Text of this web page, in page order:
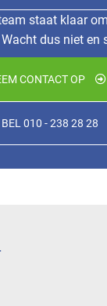
staat klaar
dus niet en
CONTACT OP
BEL 010 - 238 28 28